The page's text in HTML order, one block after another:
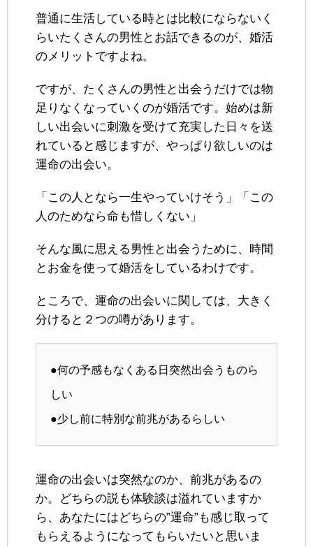
普通に生活している時とは比較にならないく
らいたくさんの男性とお話できるのが、婚活
のメリットですよね。
ですが、たくさんの男性と出会うだけでは物
足りなくなっていくのが婚活です。始めは新
しい出会いに刺激を受けて充実した日々を送
れていると感じますが、やっぱり欲しいのは
運命の出会い。
「この人となら一生やっていけそう」「この
人のためなら命も惜しくない」
そんな風に思える男性と出会うために、時間
とお金を使って婚活をしているわけです。
ところで、運命の出会いに関しては、大きく
分けると２つの噂があります。
●何の予感もなくある日突然出会うものら
しい
●少し前に特別な前兆があるらしい
運命の出会いは突然なのか、前兆があるの
か。どちらの説も体験談は溢れていますか
ら、あなたにはどちらの”運命”も感じ取って
もらえるようになってもらいたいと思いま